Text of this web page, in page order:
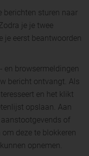
berichten sturen naar
je je twee
je eerst beantwoorden
en browsermeldingen
bericht ontvangt. Als
en het klikt
opslaan. Aan
of
deze te blokkeren
opnemen.